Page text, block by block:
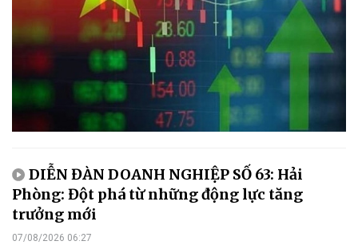
DIỄN ĐÀN DOANH NGHIỆP SỐ 63: Hải
Phòng: Đột phá từ những động lực tăng
trưởng mới
07/08/2026 06:27